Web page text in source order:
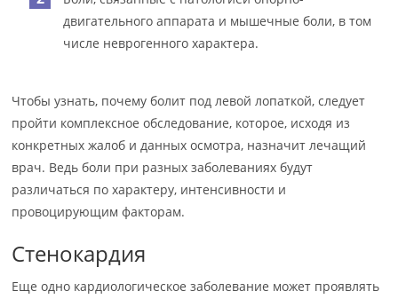
двигательного аппарата и мышечные боли, в том
числе неврогенного характера.
Чтобы узнать, почему болит под левой лопаткой, следует
пройти комплексное обследование, которое, исходя из
конкретных жалоб и данных осмотра, назначит лечащий
врач. Ведь боли при разных заболеваниях будут
различаться по характеру, интенсивности и
провоцирующим факторам.
Стенокардия
Еще одно кардиологическое заболевание может проявлять